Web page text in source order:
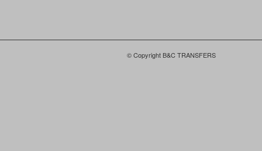
© Copyright B&C TRANSFERS